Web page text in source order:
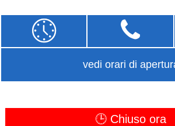
vedi orari di
🕒 Chiuso ora